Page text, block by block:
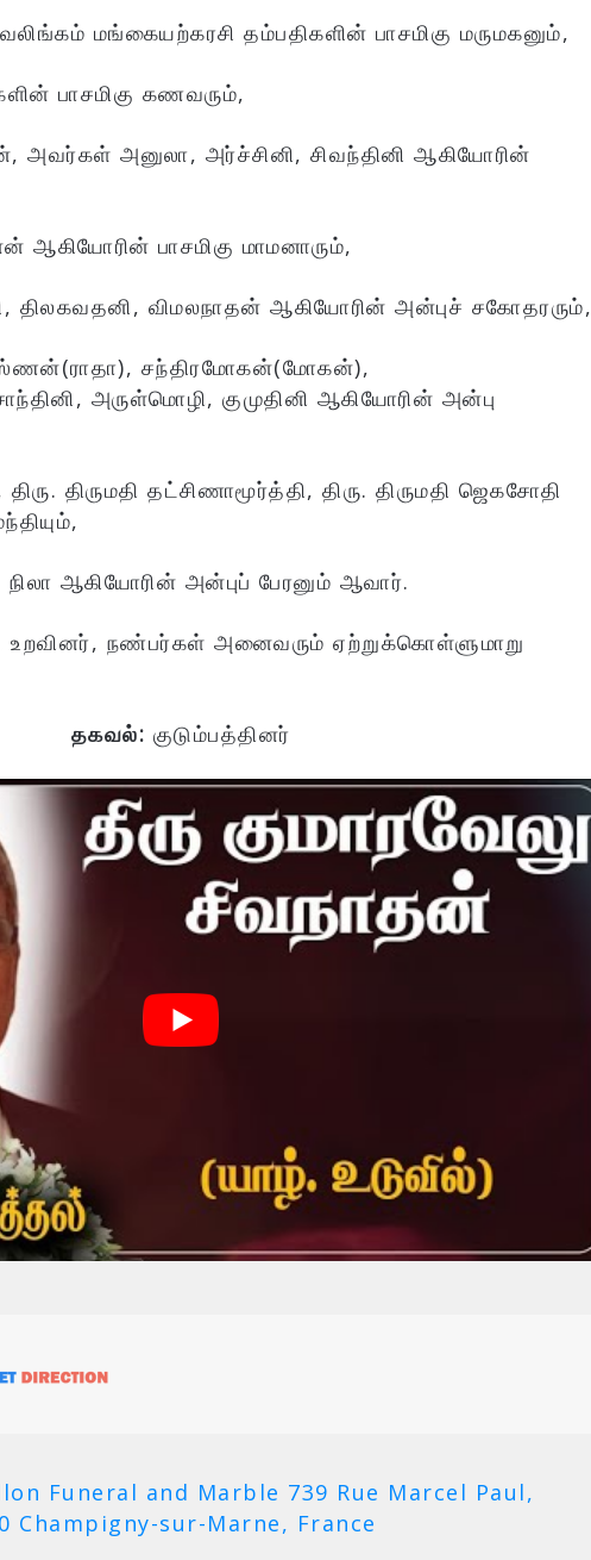
மங்கையற்கரசி தம்பதிகளின் பாசமிகு மருமகனும்,
பாசமிகு கணவரும்,
அவர்கள் அனுலா, அர்ச்சினி, சிவந்தினி ஆகியோரின்
பாசமிகு மாமனாரும்,
திலகவதனி, விமலநாதன் ஆகியோரின் அன்புச் சகோதரரும்,
சந்திரமோகன்(மோகன்),
அருள்மொழி, குமுதினி ஆகியோரின் அன்பு
திரு. திருமதி தட்சிணாமூர்த்தி, திரு. திருமதி ஜெகசோதி
ஆகியோரின் அன்புப் பேரனும் ஆவார்.
உறவினர், நண்பர்கள் அனைவரும் ஏற்றுக்கொள்ளுமாறு
தகவல்: குடும்பத்தினர்
Funeral and Marble 739 Rue Marcel Paul,
Champigny-sur-Marne, France